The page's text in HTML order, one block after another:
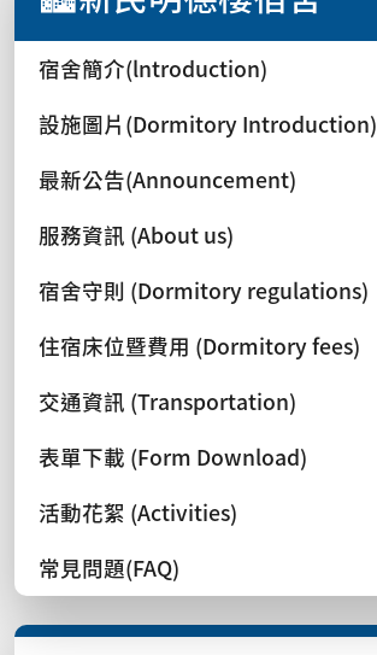
宿舍簡介(lntroduction)
設施圖片(Dormitory Introduction)
最新公告(Announcement)
服務資訊 (About us)
宿舍守則 (Dormitory regulations)
住宿床位暨費用 (Dormitory fees)
交通資訊 (Transportation)
表單下載 (Form Download)
活動花絮 (Activities)
常見問題(FAQ)